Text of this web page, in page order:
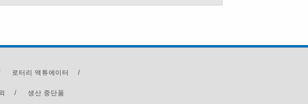
로터리 액튜에이터 /
/ 생산 중단품